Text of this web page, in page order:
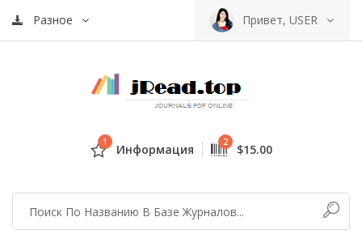
Разное Привет, USER
1 Информация 2 $15.00